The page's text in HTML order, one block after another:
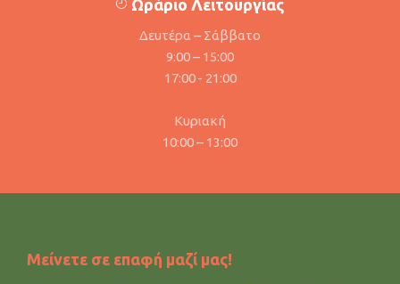
Ωράριο Λειτουργίας
Δευτέρα – Σάββατο
9:00 – 15:00
17:00 - 21:00
Κυριακή
10:00 – 13:00
Μείνετε σε επαφή μαζί μας!